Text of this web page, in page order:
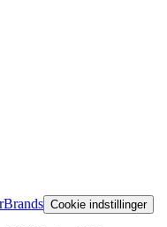
Brands Cookie indstillinger